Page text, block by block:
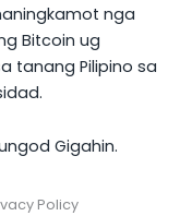
nga
Bitcoin ug
tanang Pilipino sa
Gigahin.
Policy